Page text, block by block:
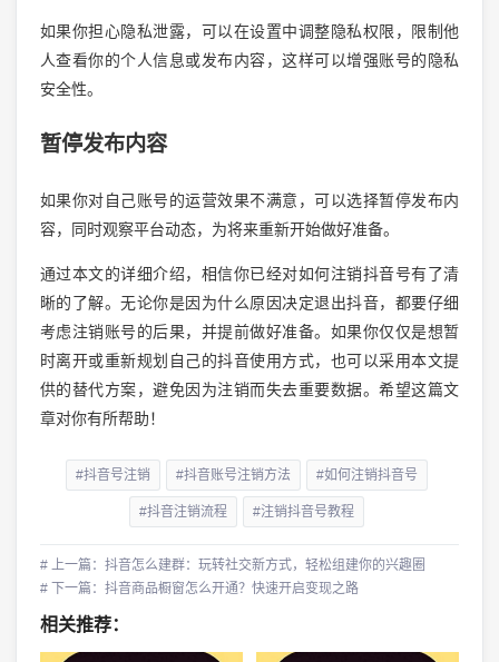
如果你担心隐私泄露，可以在设置中调整隐私权限，限制他
人查看你的个人信息或发布内容，这样可以增强账号的隐私
安全性。
暂停发布内容
如果你对自己账号的运营效果不满意，可以选择暂停发布内
容，同时观察平台动态，为将来重新开始做好准备。
通过本文的详细介绍，相信你已经对如何注销抖音号有了清
晰的了解。无论你是因为什么原因决定退出抖音，都要仔细
考虑注销账号的后果，并提前做好准备。如果你仅仅是想暂
时离开或重新规划自己的抖音使用方式，也可以采用本文提
供的替代方案，避免因为注销而失去重要数据。希望这篇文
章对你有所帮助！
#抖音号注销 #抖音账号注销方法 #如何注销抖音号
#抖音注销流程 #注销抖音号教程
# 上一篇：抖音怎么建群：玩转社交新方式，轻松组建你的兴趣圈
# 下一篇：抖音商品橱窗怎么开通？快速开启变现之路
相关推荐：